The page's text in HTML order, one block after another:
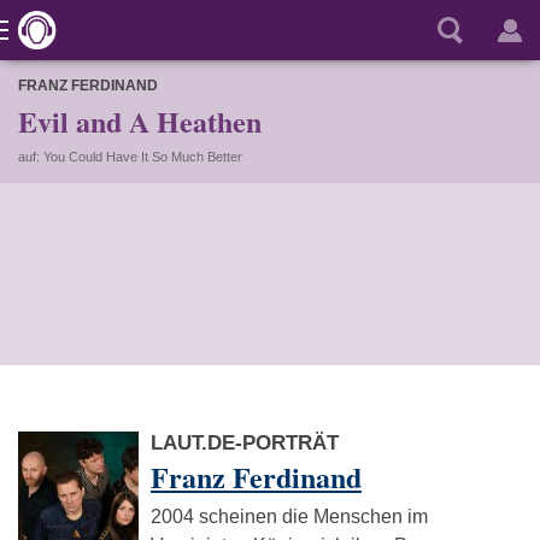
FRANZ FERDINAND
Evil and A Heathen
auf: You Could Have It So Much Better
LAUT.DE-PORTRÄT
Franz Ferdinand
2004 scheinen die Menschen im